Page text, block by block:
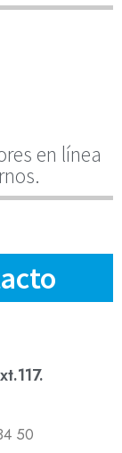
en línea
50